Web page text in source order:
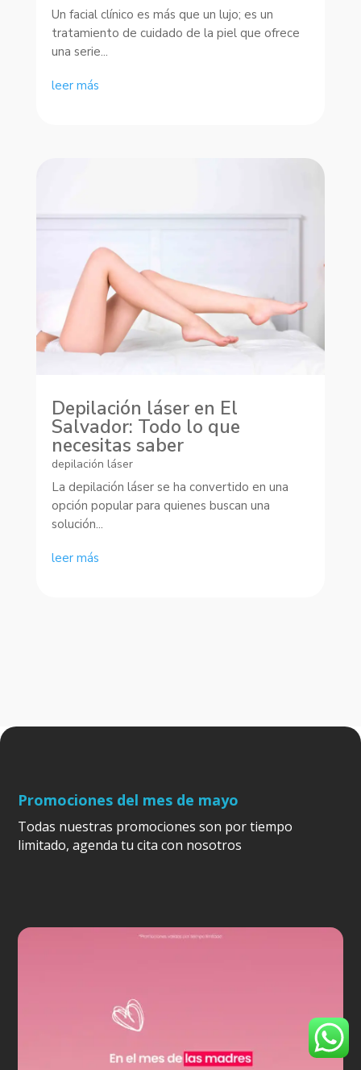
Un facial clínico es más que un lujo; es un
tratamiento de cuidado de la piel que ofrece
una serie...
leer más
Depilación láser en El
Salvador: Todo lo que
necesitas saber
depilación láser
La depilación láser se ha convertido en una
opción popular para quienes buscan una
solución...
leer más
Promociones del mes de mayo
Todas nuestras promociones son por tiempo
limitado, agenda tu cita con nosotros